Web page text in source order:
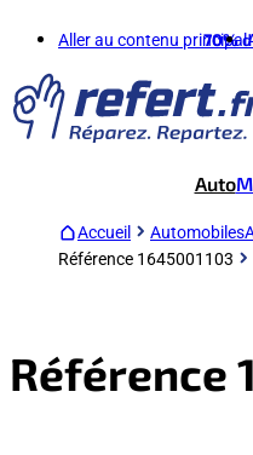
Aller au contenu principal
70%
Auto
Accueil Automobiles
Référence 1645001103
Référence